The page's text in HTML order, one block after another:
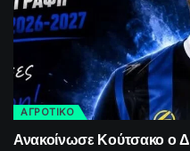
ΑΓΡΟΤΙΚΟ
Ανακοίνωσε Κούτσακο ο